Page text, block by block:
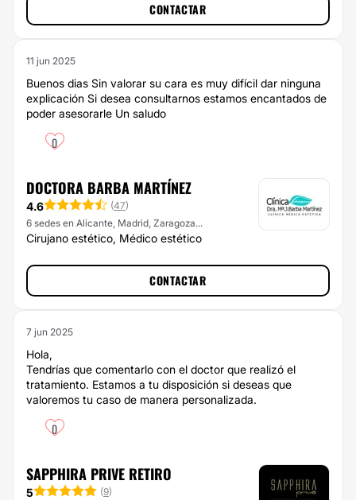
CONTACTAR
11 jun 2025
Buenos dias Sin valorar su cara es muy difícil dar ninguna
explicación Si desea consultarnos estamos encantados de
poder asesorarle Un saludo
0
DOCTORA BARBA MARTÍNEZ
4.6 (47)
6 sedes en Alicante, Madrid, Zaragoza...
Cirujano estético, Médico estético
CONTACTAR
7 jun 2025
Hola,
Tendrías que comentarlo con el doctor que realizó el
tratamiento. Estamos a tu disposición si deseas que
valoremos tu caso de manera personalizada.
0
SAPPHIRA PRIVE RETIRO
5 (9)